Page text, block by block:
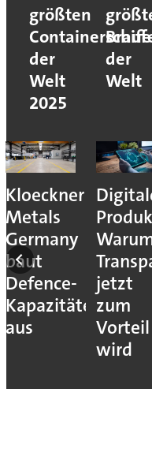
größten
der
Welt
2025
der
Welt
Die
größten
Brauereien
weltweit
mit
So
steigern
Sie Ihre
OEE um
15%